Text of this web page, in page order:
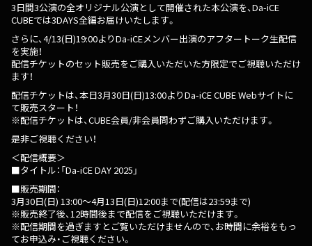
3日間3公演の全オリジナル公演として開催された本公演を、Da-iCE
CUBEでは3DAYS全編お届けいたします。
さらに、4/13(日)19:00よりDa-iCEメンバー出演のアフタートーク生配信
を実施！
配信チケットのセット販売をご購入いただいた方限定でご視聴いただけ
ます！
配信チケットは、本日3月30日(日)13:00よりDa-iCE CUBE Webサイトに
て販売スタート！
※配信チケットは、CUBE会員/非会員問わずご購入いただけます。
是非ご視聴ください！
＜配信概要＞
■タイトル：「Da-iCE DAY 2025」
■販売期間：
3月30日(日) 13:00〜4月13日(日)12:00まで(配信は23:59まで)
※販売終了後、12時間後まで配信をご視聴いただけます。
※配信期間を過ぎますとご覧いただけませんので、お時間に余裕をもっ
てお申込み・ご視聴ください。